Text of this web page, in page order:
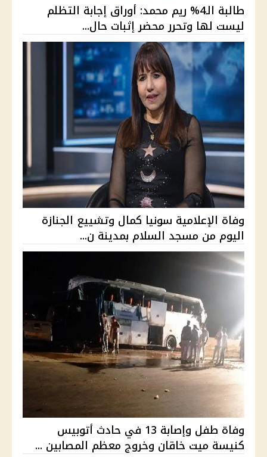
طالبة الـ4% ريم محمد: أوراق إجابة التظلم
ليست لها وتحرر محضر إثبات حال...
وفاة الإعلامية سونيا كمال وتشييع الجنازة
اليوم من مسجد السلام بمدينة ن...
وفاة طفل وإصابة 13 في حادث أتوبيس
كنيسة ميت خاقان وخروج معظم المصابين ...